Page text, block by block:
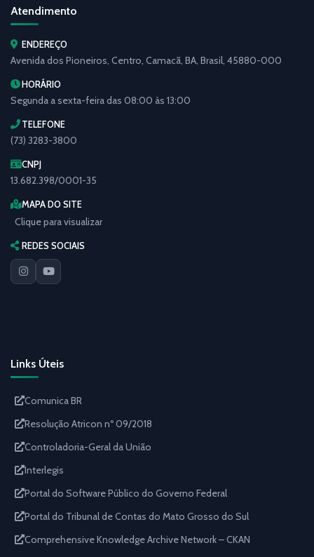
Atendimento
ENDEREÇO
Avenida dos Pioneiros, Centro, Camacã, BA, Brasil, 45880-000
HORÁRIO
Segunda a sexta-feira das 08:00 às 13:00
TELEFONE
(73) 3283-3800
CNPJ
13.682.398/0001-35
MAPA DO SITE
Clique para visualizar
REDES SOCIAIS
Links Úteis
Comunica BR
Resolução Atricon nº 09/2018
Controladoria-Geral da União
Interlegis
Portal do Software Público do Governo Federal
Portal do Tribunal de Contas do Mato Grosso do Sul
Comprehensive Knowledge Archive Network – CKAN